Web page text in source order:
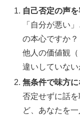
自己否定の声
「自分が悪い
の本心ですか？
他人の価値観
違いしていない
無条件で味方
否定せずに話
ど、あなたを